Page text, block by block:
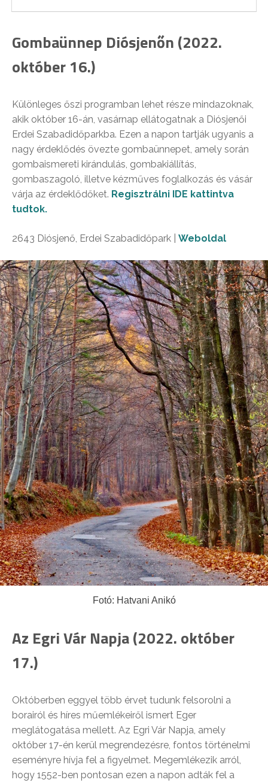
Gombaünnep Diósjenőn (2022.
október 16.)
Különleges őszi programban lehet része mindazoknak,
akik október 16-án, vasárnap ellátogatnak a Diósjenői
Erdei Szabadidőparkba. Ezen a napon tartják ugyanis a
nagy érdeklődés övezte gombaünnepet, amely során
gombaismereti kirándulás, gombakiállítás,
gombaszagoló, illetve kézműves foglalkozás és vásár
várja az érdeklődőket. Regisztrálni IDE kattintva
tudtok.
2643 Diósjenő, Erdei Szabadidőpark | Weboldal
Fotó: Hatvani Anikó
Az Egri Vár Napja (2022. október
17.)
Októberben eggyel több érvet tudunk felsorolni a
borairól és híres műemlékeiről ismert Eger
meglátogatása mellett. Az Egri Vár Napja, amely
október 17-én kerül megrendezésre, fontos történelmi
eseményre hívja fel a figyelmet. Megemlékezik arról,
hogy 1552-ben pontosan ezen a napon adták fel a